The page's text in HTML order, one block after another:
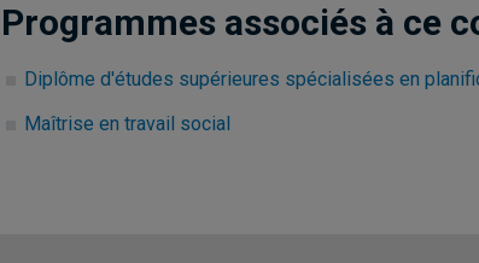
Programmes associés à ce
Diplôme d'études supérieures spécialisées en
Maîtrise en travail social